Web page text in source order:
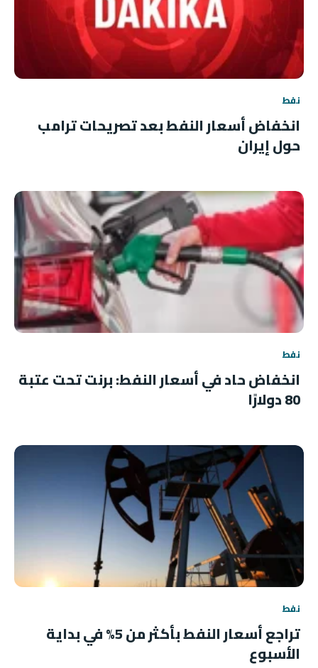
نفط
انخفاض أسعار النفط بعد تصريحات ترامب
حول إيران
نفط
انخفاض حاد في أسعار النفط: برنت تحت عتبة
80 دولارًا
نفط
تراجع أسعار النفط بأكثر من 5% في بداية
الأسبوع